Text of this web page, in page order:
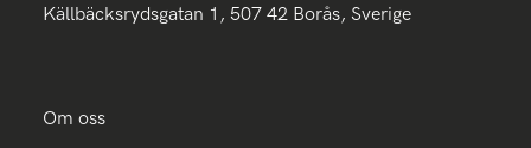
Källbäcksrydsgatan 1, 507 42 Borås, Sverige
Om oss